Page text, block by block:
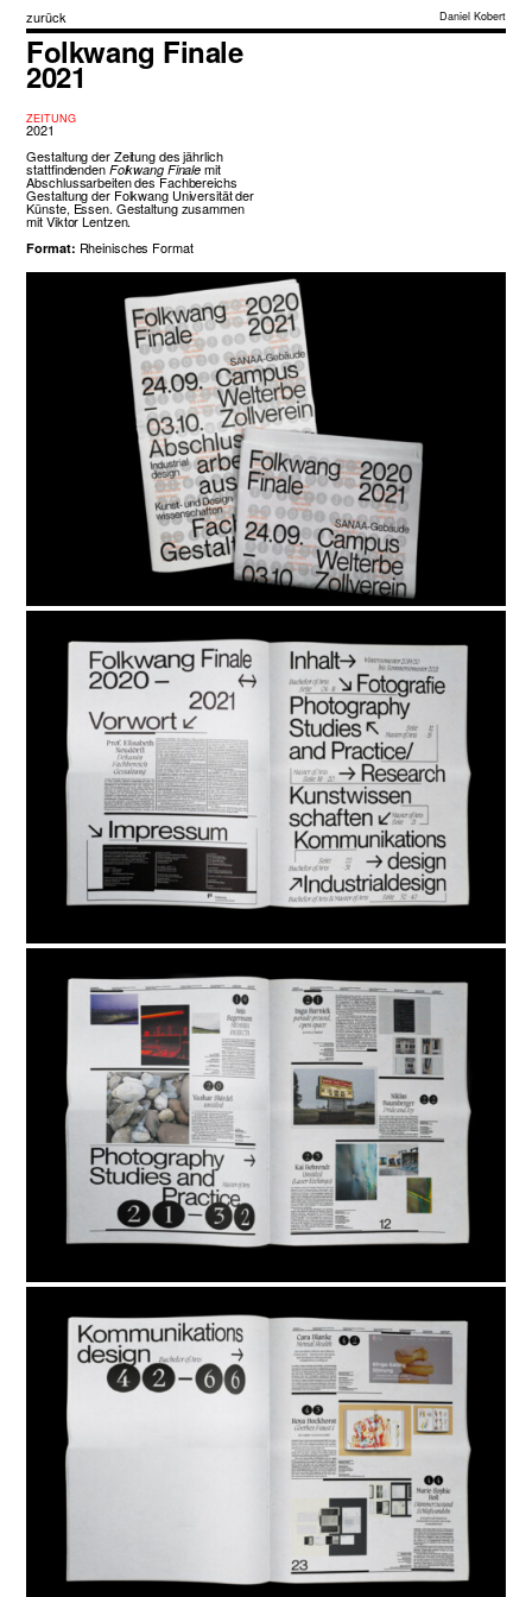
zurück Daniel Kobert
Folkwang Finale
2021
ZEITUNG
2021
Gestaltung der Zeitung des jährlich
stattfindenden Folkwang Finale mit
Abschlussarbeiten des Fachbereichs
Gestaltung der Folkwang Universität der
Künste, Essen. Gestaltung zusammen
mitViktor Lentzen.
Format: Rheinisches Format